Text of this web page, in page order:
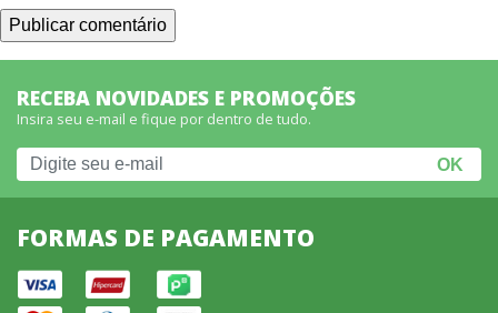
RECEBA NOVIDADES E PROMOÇÕES
Insira seu e-mail e fique por dentro de tudo.
FORMAS DE PAGAMENTO